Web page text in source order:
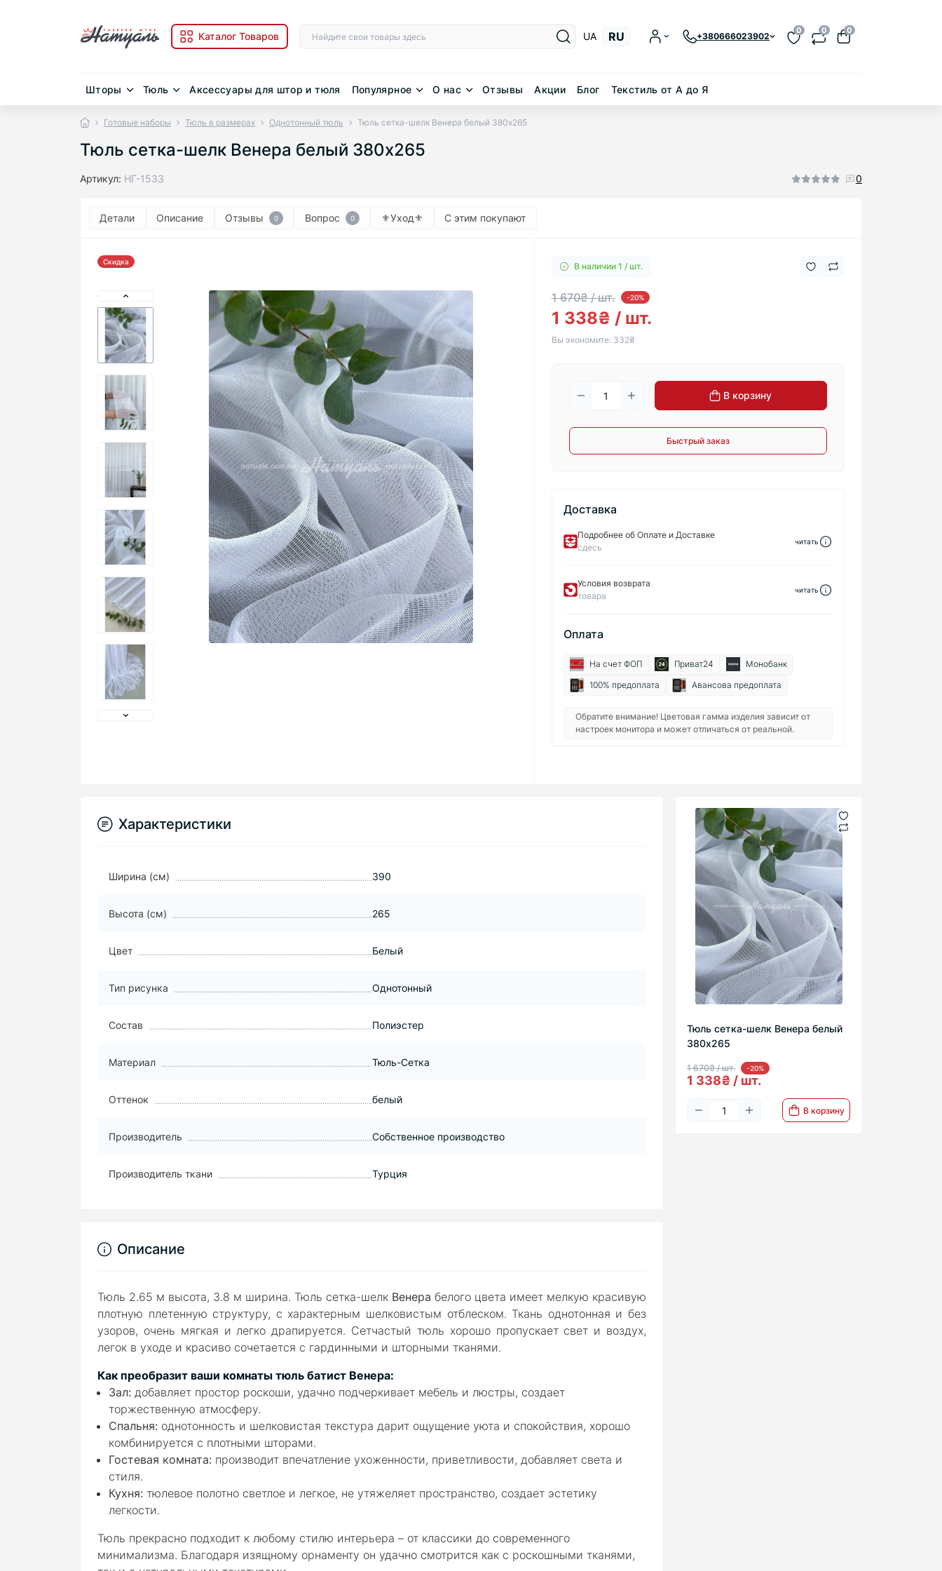
Каталог Товаров UA RU +380666023902
0 0 0
Шторы Тюль Аксессуары для штор и тюля Популярное О нас Отзывы Акции Блог Текстиль от А до Я
Готовые наборы Тюль в размерах Однотонный тюль Тюль сетка-шелк Венера белый 380х265
Тюль сетка-шелк Венера белый 380х265
Артикул: НГ-1533 0
Детали Описание Отзывы 0 Вопрос 0 ⚜︎Уход⚜︎ С этим покупают
Скидка В наличии 1 / шт.
1 670₴ / шт. -20%
1 338₴ / шт.
Вы экономите: 332₴
В корзину
Быстрый заказ
Доставка
Подробнее об Оплате и Доставке
сдесь
читать
Условия возврата
товара
читать
Оплата
На счет ФОП Приват24
Монобанк
100% предоплата
Авансова предоплата
Обратите внимание! Цветовая гамма изделия зависит от
настроек монитора и может отличаться от реальной.
Тюль сетка-шелк Венера белый
380х265
1 670₴ / шт. -20%
1 338₴ / шт.
В корзину
Характеристики
Ширина (см) 390
Высота (см) 265
Цвет Белый
Тип рисунка Однотонный
Состав Полиэстер
Материал Тюль-Сетка
Оттенок белый
Производитель Собственное производство
Производитель ткани Турция
Описание
Тюль 2.65 м высота, 3.8 м ширина. Тюль сетка-шелк Венера белого цвета имеет мелкую красивую
плотную плетенную структуру, с характерным шелковистым отблеском. Ткань однотонная и без
узоров, очень мягкая и легко драпируется. Сетчастый тюль хорошо пропускает свет и воздух,
легок в уходе и красиво сочетается с гардинными и шторными тканями.
Как преобразит ваши комнаты тюль батист Венера:
Зал: добавляет простор роскоши, удачно подчеркивает мебель и люстры, создает
торжественную атмосферу.
Спальня: однотонность и шелковистая текстура дарит ощущение уюта и спокойствия, хорошо
комбинируется с плотными шторами.
Гостевая комната: производит впечатление ухоженности, приветливости, добавляет света и
стиля.
Кухня: тюлевое полотно светлое и легкое, не утяжеляет пространство, создает эстетику
легкости.
Тюль прекрасно подходит к любому стилю интерьера – от классики до современного
минимализма. Благодаря изящному орнаменту он удачно смотрится как с роскошными тканями,